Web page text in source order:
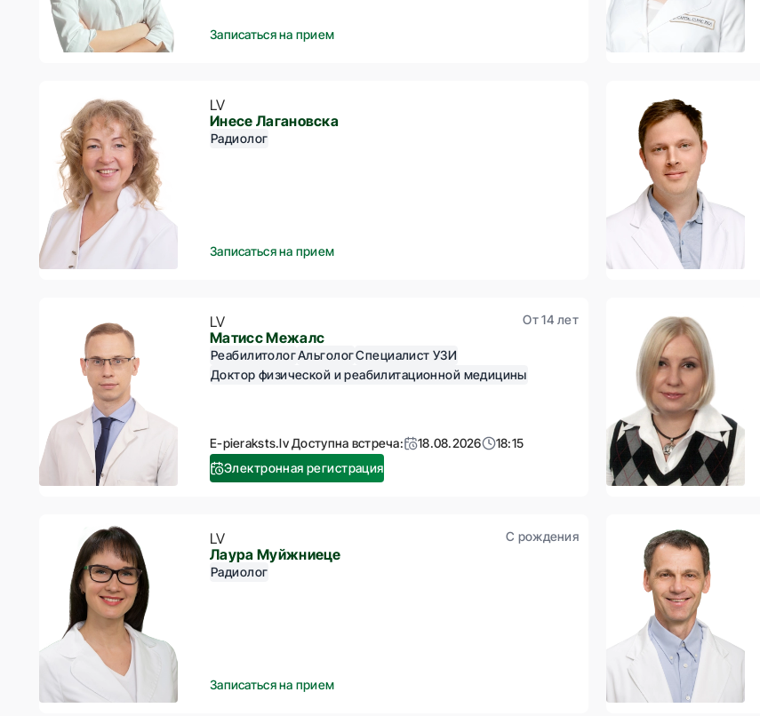
Записаться на прием
LV
Инесе Лагановска
Радиолог
Записаться на прием
LV От 14 лет
Матисс Межалс
РеабилитологАльгологСпециалист УЗИ
Доктор физической и реабилитационной медицины
E-pieraksts.lv Доступна встреча: 18.08.2026
18:15
Электронная регистрация
LV С рождения
Лаура Муйжниеце
Радиолог
Записаться на прием